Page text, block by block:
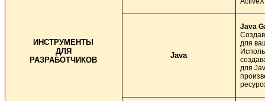
ИНСТРУМЕНТЫ
ДЛЯ
РАЗРАБОТЧИКОВ
Java
Java
для
для